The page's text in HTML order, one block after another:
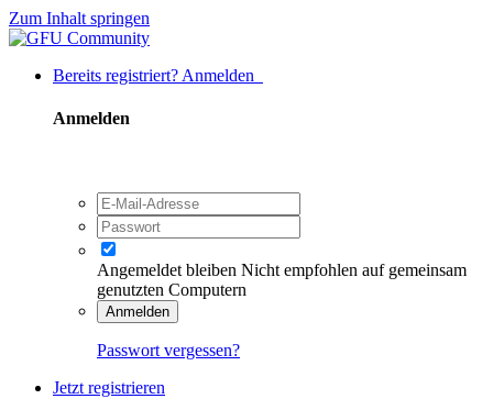
Zum Inhalt springen
Bereits registriert? Anmelden
Anmelden
Angemeldet bleiben Nicht empfohlen auf gemeinsam
genutzten Computern
Anmelden
Passwort vergessen?
Jetzt registrieren